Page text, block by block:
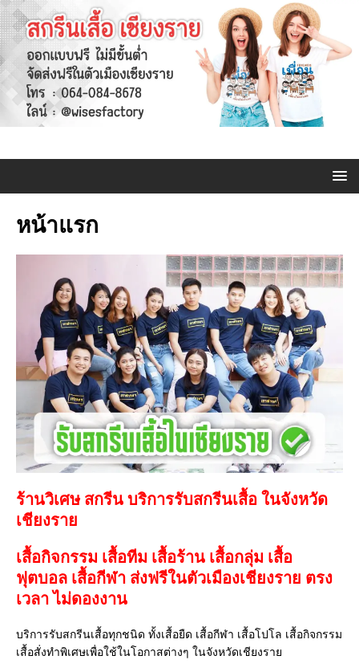
หน้าแรก
ร้านวิเศษ สกรีน บริการรับสกรีนเสื้อ ในจังหวัด
เชียงราย
เสื้อกิจกรรม เสื้อทีม เสื้อร้าน เสื้อกลุ่ม เสื้อ
ฟุตบอล เสื้อกีฬา ส่งฟรีในตัวเมืองเชียงราย ตรง
เวลา ไม่ดองงาน
บริการรับสกรีนเสื้อทุกชนิด ทั้งเสื้อยืด เสื้อกีฬา เสื้อโปโล เสื้อกิจกรรม
เสื้อสั่งทำพิเศษเพื่อใช้ในโอกาสต่างๆ ในจังหวัดเชียงราย